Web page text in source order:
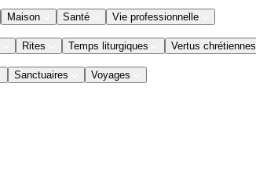
Maison Santé Vie professionnelle
Rites Temps liturgiques Vertus chrétiennes
Sanctuaires Voyages